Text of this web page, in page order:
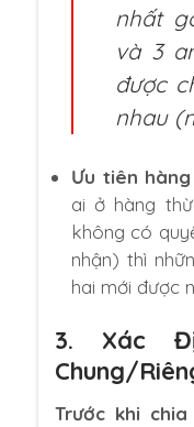
nhất
và 3
được
nhau
Ưu tiên
ai ở hàng
không có
nhận) thì
hai mới được
3. Xác
Chung/
Trước khi